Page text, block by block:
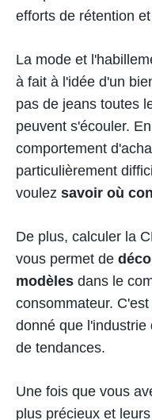
efforts de rétention
La mode et
à fait à l'idée d'un
pas de jeans toutes
peuvent s'écouler.
comportement
particulièrement
voulez savoir où
De plus, calculer la
vous permet de
modèles dans le
consommateur.
donné que l'industrie
de tendances.
Une fois que vous
plus précieux et